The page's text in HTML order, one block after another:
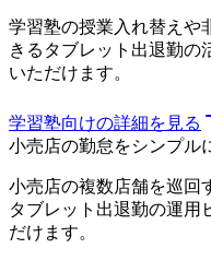
学習塾の授業入れ替えや
きるタブレット出退勤の
いただけます。
学習塾向けの詳細を見る
小売店の勤怠をシンプル
小売店の複数店舗を巡回
タブレット出退勤の運用
だけます。